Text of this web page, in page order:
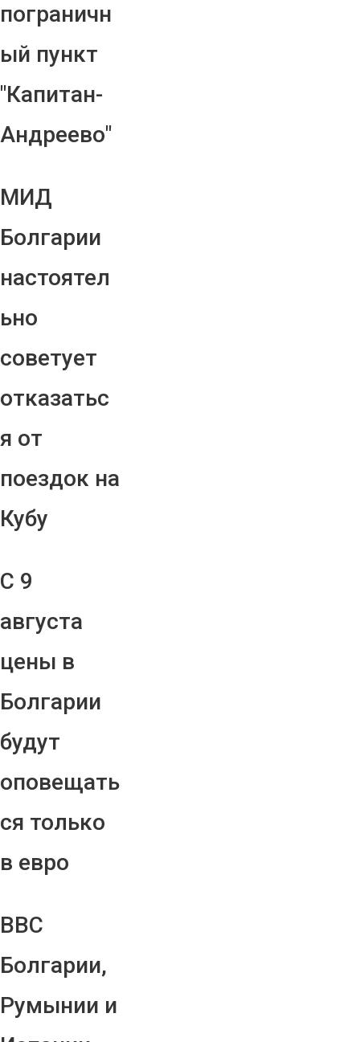
пограничн
ый пункт
"Капитан-
Андреево"
МИД
Болгарии
настоятел
ьно
советует
отказатьс
я от
поездок на
Кубу
С 9
августа
цены в
Болгарии
будут
оповещать
ся только
в евро
ВВС
Болгарии,
Румынии и